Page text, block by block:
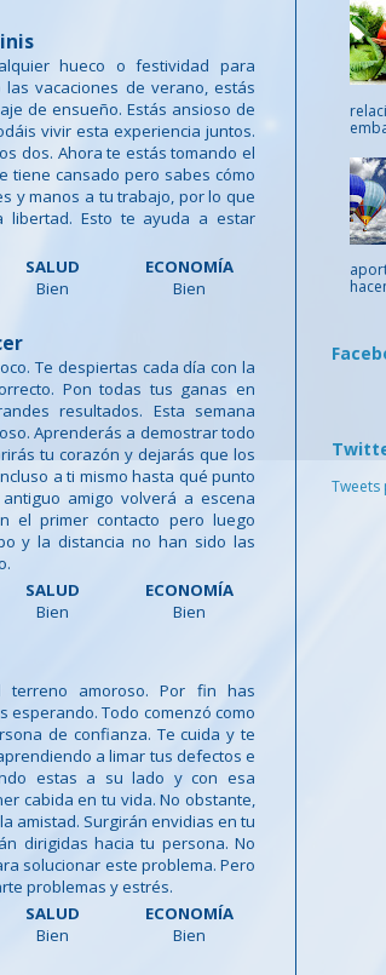
hueco o festividad para
vacaciones de verano, estás
de ensueño. Estás ansioso de
vivir esta experiencia juntos.
dos. Ahora te estás tomando el
tiene cansado pero sabes cómo
y manos a tu trabajo, por lo que
libertad. Esto te ayuda a estar
SALUD
Bien
ECONOMÍA
Bien
Te despiertas cada día con la
Pon todas tus ganas en
resultados. Esta semana
Aprenderás a demostrar todo
tu corazón y dejarás que los
a ti mismo hasta qué punto
amigo volverá a escena
el primer contacto pero luego
y la distancia no han sido las
SALUD
Bien
ECONOMÍA
Bien
amoroso. Por fin has
Todo comenzó como
de confianza. Te cuida y te
a limar tus defectos e
estas a su lado y con esa
cabida en tu vida. No obstante,
amistad. Surgirán envidias en tu
dirigidas hacia tu persona. No
solucionar este problema. Pero
problemas y estrés.
SALUD
Bien
ECONOMÍA
Bien
Tweets